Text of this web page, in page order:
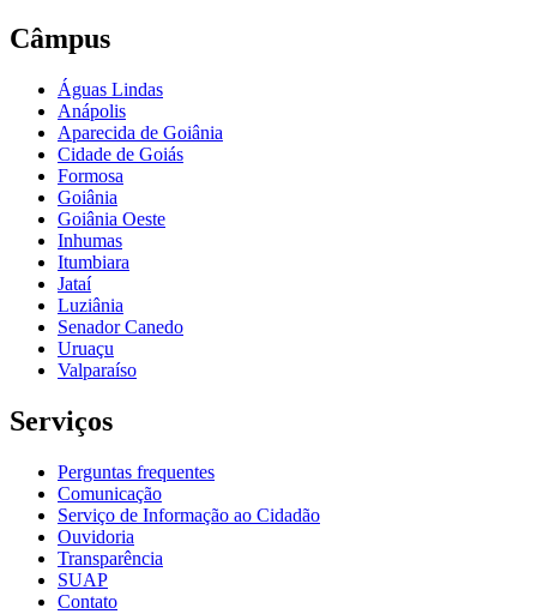
Câmpus
Águas Lindas
Anápolis
Aparecida de Goiânia
Cidade de Goiás
Formosa
Goiânia
Goiânia Oeste
Inhumas
Itumbiara
Jataí
Luziânia
Senador Canedo
Uruaçu
Valparaíso
Serviços
Perguntas frequentes
Comunicação
Serviço de Informação ao Cidadão
Ouvidoria
Transparência
SUAP
Contato